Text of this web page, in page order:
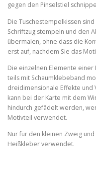
gegen den Pinselstiel
Die Tuschestempelkissen
Schriftzug stempeln und den
übermalen, ohne dass die
erst auf, nachdem Sie das
Die einzelnen Elemente
teils mit Schaumklebeband
dreidimensionale Effekte und
kann bei der Karte mit dem
hindurch gefädelt werden,
Motivteil verwendet.
Nur für den kleinen Zweig
Heißkleber verwendet.